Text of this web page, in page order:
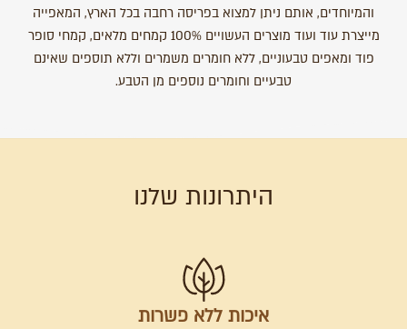
והמיוחדים, אותם ניתן למצוא בפריסה רחבה בכל הארץ, המאפייה
מייצרת עוד ועוד מוצרים העשויים 100% קמחים מלאים, קמחי סופר
פוד ומאפים טבעוניים, ללא חומרים משמרים וללא תוספים שאינם
טבעיים וחומרים נוספים מן הטבע.
היתרונות שלנו
איכות ללא פשרות